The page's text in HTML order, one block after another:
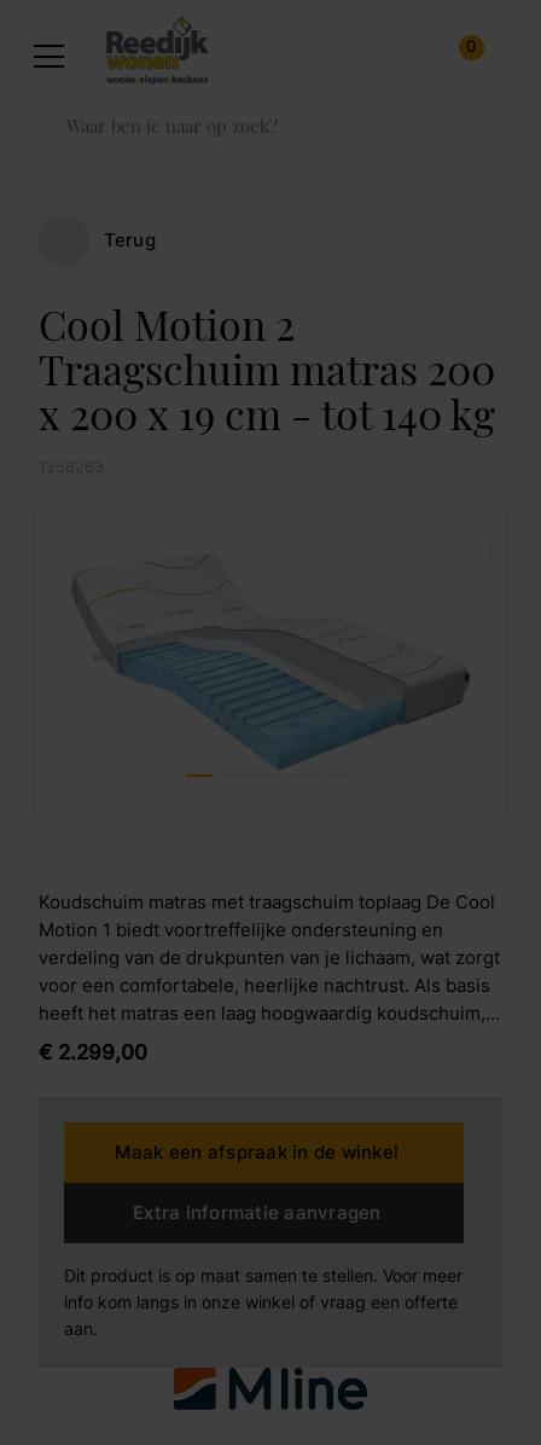
0
Terug
Cool Motion 2
Traagschuim matras 200
x 200 x 19 cm - tot 140 kg
Koudschuim matras met traagschuim toplaag De Cool
Motion 1 biedt voortreffelijke ondersteuning en
verdeling van de drukpunten van je lichaam, wat zorgt
voor een comfortabele, heerlijke nachtrust. Als basis
heeft het matras een laag hoogwaardig koudschuim,
met daarop een toplaag van stevig visco-elastisch
schuim, ook bekend als traagschuim. Opbouw
als volgt opgebouwd: Antislip laag Om te voorkomen
dat het matras gaat verschuiven zit aan de onderkant
een ventilerende antislip laag. Geprofileerd
koudschuim De basislaag van koudschuim is
wel High Resilience schuim genoemd, omdat het
zorgt voor goede veerkrachtigheid en een
compact is, heeft het ook een lange levensduur. De
insnijdingen in het schuim zorgen naast de zonering
€ 2.299,00
Maak een afspraak in de winkel
Extra informatie aanvragen
Dit product is op maat samen te stellen. Voor meer
info kom langs in onze winkel of vraag een offerte
aan.